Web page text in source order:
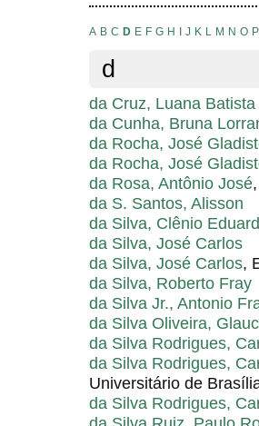
A B C D E F G H J K L M N O P
d
da Cruz, Luana Batista
da Cunha, Bruna
da Rocha, José
da Rocha, José
da Rosa, Antônio José
da S. Santos, Alisson
da Silva, Clênio
da Silva, José Carlos
da Silva, José Carlos,
da Silva, Roberto Fray
da Silva Jr., Antonio
da Silva Oliveira,
da Silva Rodrigues,
da Silva Rodrigues,
Universitário de
da Silva Rodrigues,